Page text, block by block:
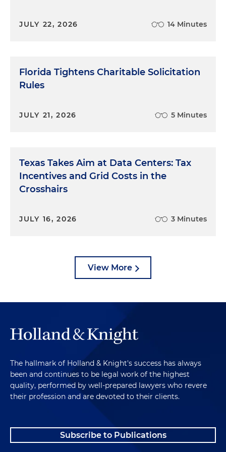
esperamos en un próximo episodio.
JULY 22, 2026 14 Minutes
Florida Tightens Charitable Solicitation
Rules
JULY 21, 2026 5 Minutes
Texas Takes Aim at Data Centers: Tax
Incentives and Grid Costs in the
Crosshairs
JULY 16, 2026 3 Minutes
View More
The hallmark of Holland & Knight's success has always
been and continues to be legal work of the highest
quality, performed by well-prepared lawyers who revere
their profession and are devoted to their clients.
Subscribe to Publications